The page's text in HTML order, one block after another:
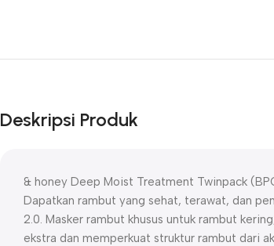
Deskripsi Produk
& honey Deep Moist Treatment Twinpack
Dapatkan rambut yang sehat, terawat, dan
2.0. Masker rambut khusus untuk rambut
ekstra dan memperkuat struktur rambut dari